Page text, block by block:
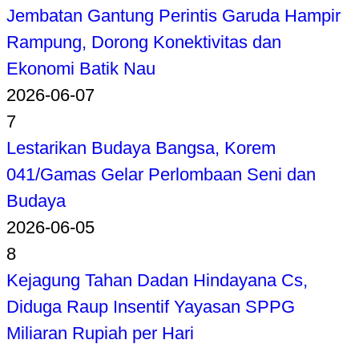
Jembatan Gantung Perintis Garuda Hampir
Rampung, Dorong Konektivitas dan
Ekonomi Batik Nau
2026-06-07
7
Lestarikan Budaya Bangsa, Korem
041/Gamas Gelar Perlombaan Seni dan
Budaya
2026-06-05
8
Kejagung Tahan Dadan Hindayana Cs,
Diduga Raup Insentif Yayasan SPPG
Miliaran Rupiah per Hari